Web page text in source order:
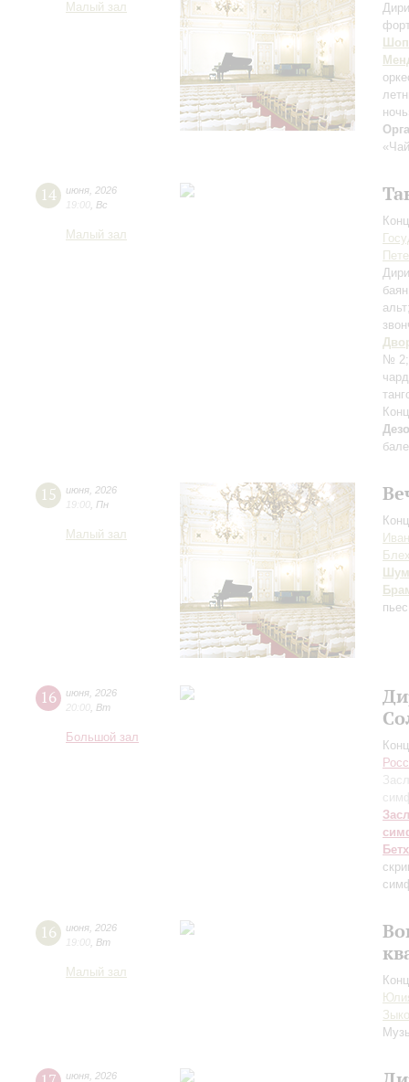
Малый зал
14 июня 2026
19:00 Вс
Малый зал
№
15 июня 2026
19:00 Пн
Малый зал
16 июня 2026
20:00 Вт
Большой зал
16 июня 2026
19:00 Вт
Малый зал
июня 2026